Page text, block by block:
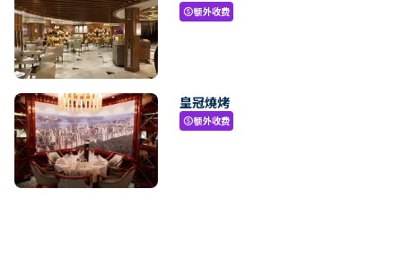
paid额外收费
皇冠燒烤
paid额外收费